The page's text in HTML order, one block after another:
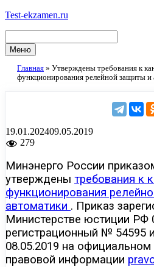
Перейти
Test-ekzamen.ru
Меню
Главная » Утверждены требования к
функционирования релейной защиты и
19.01.202409.05.2019
279
Минэнерго России
утверждены требования к
функционирования
автоматики . Приказ
Министерстве юстиции РФ
регистрационный № 54595
08.05.2019 на официальном
правовой информации